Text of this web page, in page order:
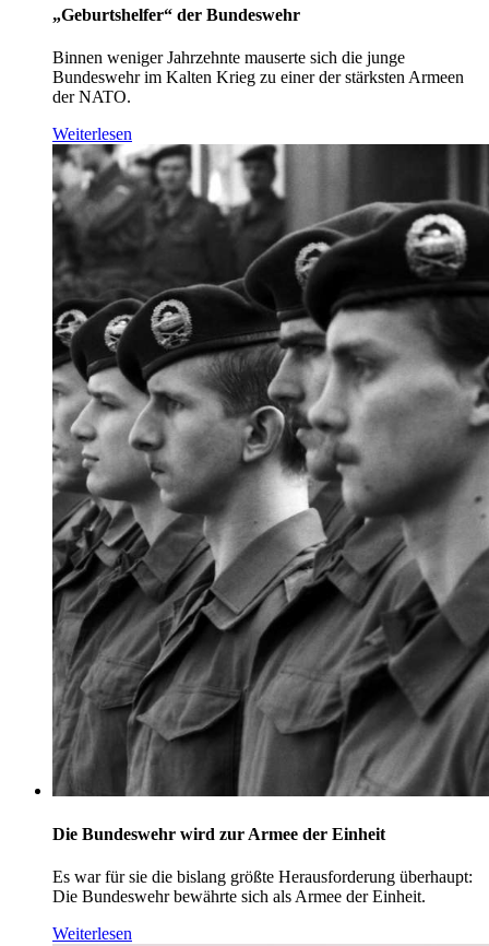
„Geburtshelfer“ der Bundeswehr
Binnen weniger Jahrzehnte mauserte sich die junge
Bundeswehr im Kalten Krieg zu einer der stärksten Armeen
der NATO.
Weiterlesen
Die Bundeswehr wird zur Armee der Einheit
Es war für sie die bislang größte Herausforderung überhaupt:
Die Bundeswehr bewährte sich als Armee der Einheit.
Weiterlesen